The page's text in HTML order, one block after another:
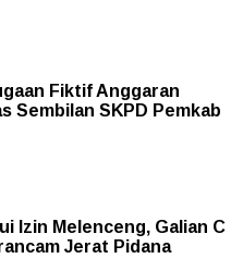
Fiktif Anggaran
Sembilan SKPD Pemkab
Izin Melenceng, Galian C
Jerat Pidana